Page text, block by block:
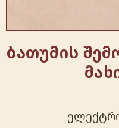
ბათუმის